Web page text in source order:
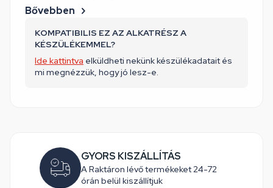
Bővebben
KOMPATIBILIS EZ AZ ALKATRÉSZ A
KÉSZÜLÉKEMMEL?
Ide kattintva elküldheti nekünk készülékadatait és
mi megnézzük, hogy jó lesz-e.
GYORS KISZÁLLÍTÁS
A Raktáron lévő termékeket 24-72
órán belül kiszállítjuk